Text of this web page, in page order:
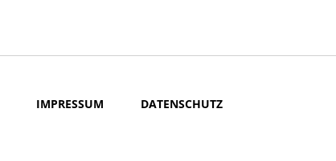
IMPRESSUM DATENSCHUTZ